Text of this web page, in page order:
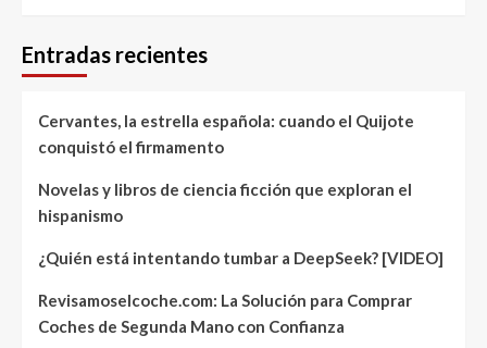
Entradas recientes
Cervantes, la estrella española: cuando el Quijote
conquistó el firmamento
Novelas y libros de ciencia ficción que exploran el
hispanismo
¿Quién está intentando tumbar a DeepSeek? [VIDEO]
Revisamoselcoche.com: La Solución para Comprar
Coches de Segunda Mano con Confianza